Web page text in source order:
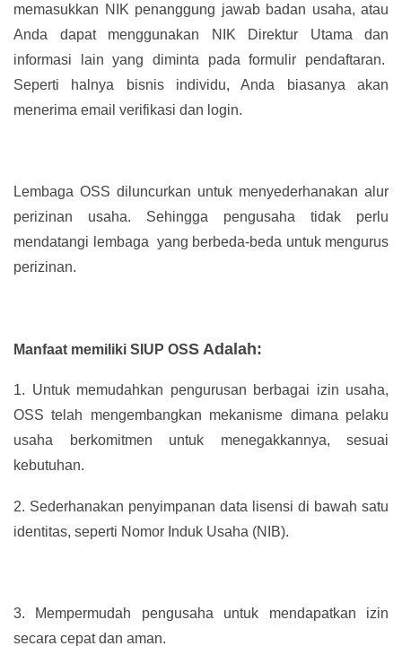
memasukkan NIK penanggung jawab badan usaha, atau
Anda dapat menggunakan NIK Direktur Utama dan
informasi lain yang diminta pada formulir pendaftaran.
Seperti halnya bisnis individu, Anda biasanya akan
menerima email verifikasi dan login.
Lembaga OSS diluncurkan untuk menyederhanakan alur
perizinan usaha. Sehingga pengusaha tidak perlu
mendatangi lembaga yang berbeda-beda untuk mengurus
perizinan.
Manfaat memiliki SIUP OSS Adalah:
1. Untuk memudahkan pengurusan berbagai izin usaha,
OSS telah mengembangkan mekanisme dimana pelaku
usaha berkomitmen untuk menegakkannya, sesuai
kebutuhan.
2. Sederhanakan penyimpanan data lisensi di bawah satu
identitas, seperti Nomor Induk Usaha (NIB).
3.
Mempermudah pengusaha untuk mendapatkan izin
secara cepat dan aman.